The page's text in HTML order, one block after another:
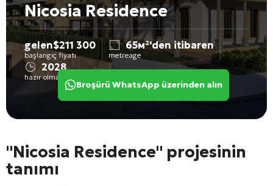
Nicosia Residence
gelen$211 300
başlangıç fiyatı
65м²'den itibaren
metreage
2028
hazır olma durumu
Broşürü WhatsApp üzerinden alın
"Nicosia Residence" projesinin
tanımı